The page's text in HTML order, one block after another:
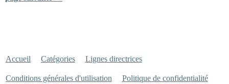
Accueil Catégories Lignes directrices
Conditions générales d'utilisation Politique de confidentialité